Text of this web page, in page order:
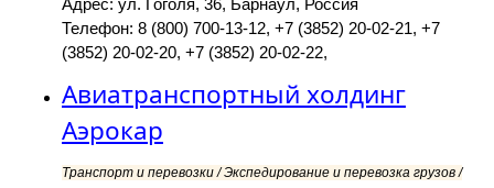
Адрес: ул. Гоголя, 36, Барнаул, Россия
Телефон: 8 (800) 700-13-12, +7 (3852) 20-02-21, +7
(3852) 20-02-20, +7 (3852) 20-02-22,
Авиатранспортный холдинг
Аэрокар
Транспорт и перевозки / Экспедирование и перевозка грузов /